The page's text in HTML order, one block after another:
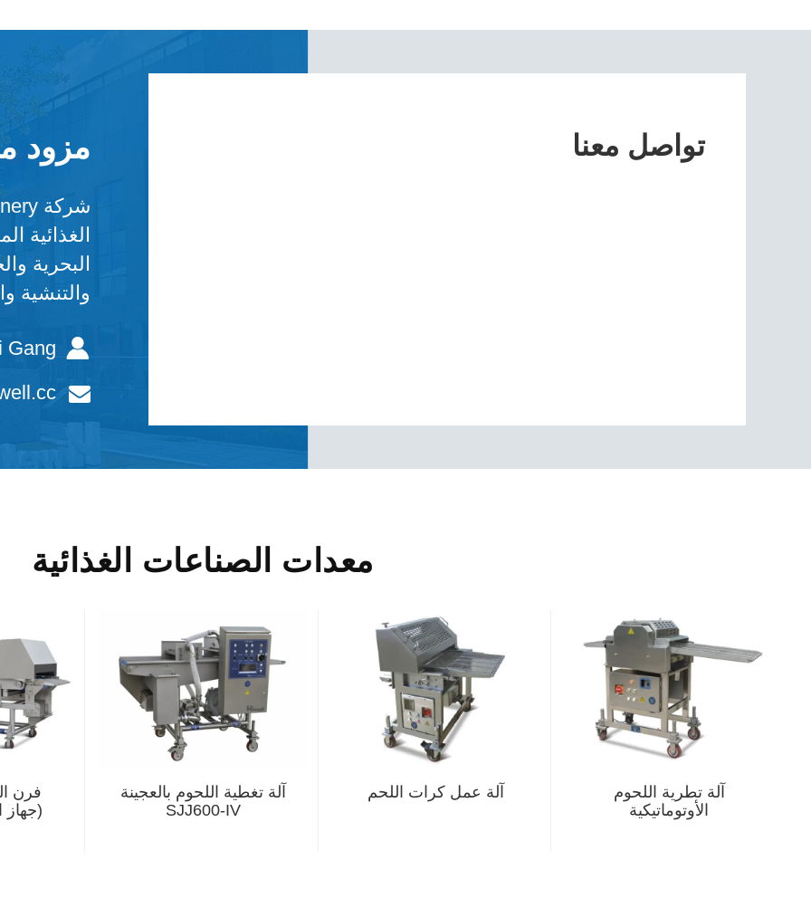
مزود
الغذائية
البحرية
والتنشية
Gang
تواصل معنا
معدات الصناعات الغذائية
آلة تطرية اللحوم
الأوتوماتيكية
آلة عمل كرات اللحم
آلة تغطية اللحوم بالعجينة
SJJ600-IV
فرن
(جهاز